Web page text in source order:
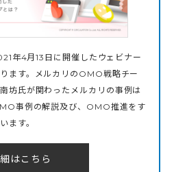
年4月13日に開催したウェビナー
ます。メルカリのOMO戦略チー
坊氏が関わったメルカリの事例は
事例の解説及び、OMO推進をす
ます。
はこちら